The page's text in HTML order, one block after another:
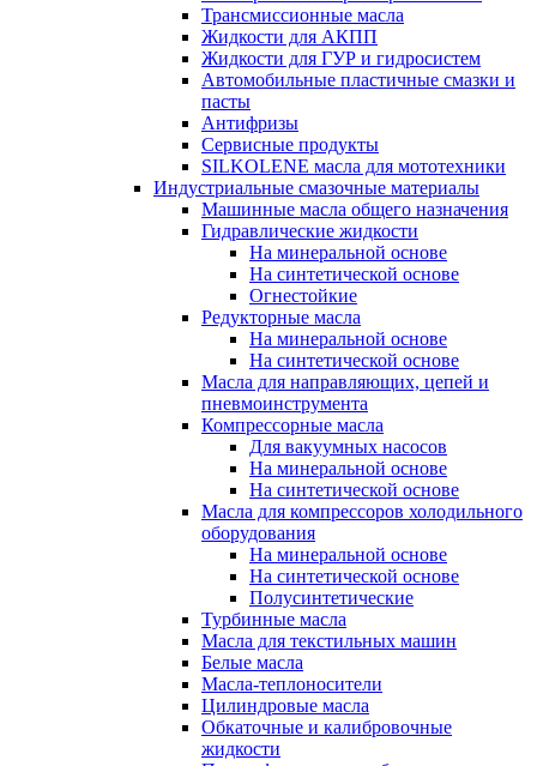
Трансмиссионные масла
Жидкости для АКПП
Жидкости для ГУР и гидросистем
Автомобильные пластичные смазки и
пасты
Антифризы
Сервисные продукты
SILKOLENE масла для мототехники
Индустриальные смазочные материалы
Машинные масла общего назначения
Гидравлические жидкости
На минеральной основе
На синтетической основе
Огнестойкие
Редукторные масла
На минеральной основе
На синтетической основе
Масла для направляющих, цепей и
пневмоинструмента
Компрессорные масла
Для вакуумных насосов
На минеральной основе
На синтетической основе
Масла для компрессоров холодильного
оборудования
На минеральной основе
На синтетической основе
Полусинтетические
Турбинные масла
Масла для текстильных машин
Белые масла
Масла-теплоносители
Цилиндровые масла
Обкаточные и калибровочные
жидкости